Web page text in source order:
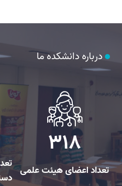
درباره دانشکده ما
395
تعداد اعضای هیئت علمی